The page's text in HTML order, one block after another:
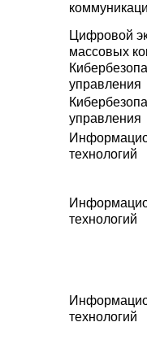
коммуникаций
Цифровой
массовых
управления
управления
технологий
технологий
технологий